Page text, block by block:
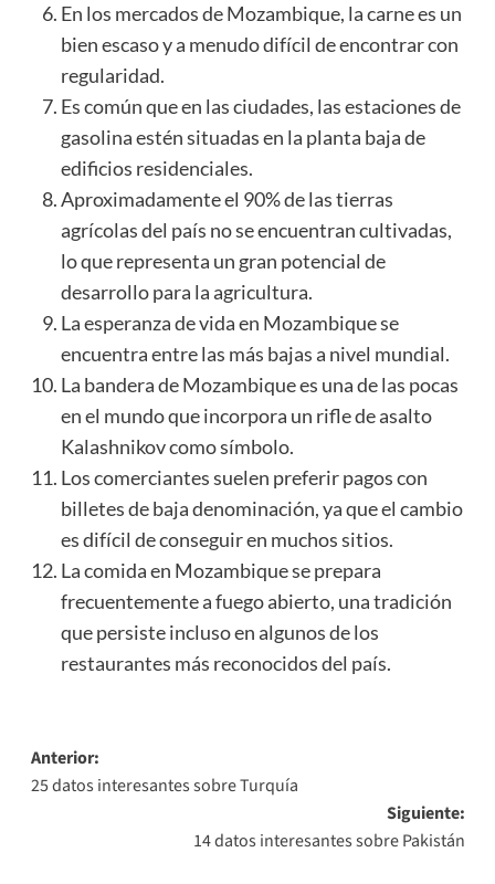
En los mercados de Mozambique, la carne es un
bien escaso y a menudo difícil de encontrar con
regularidad.
Es común que en las ciudades, las estaciones de
gasolina estén situadas en la planta baja de
edificios residenciales.
Aproximadamente el 90% de las tierras
agrícolas del país no se encuentran cultivadas,
lo que representa un gran potencial de
desarrollo para la agricultura.
La esperanza de vida en Mozambique se
encuentra entre las más bajas a nivel mundial.
La bandera de Mozambique es una de las pocas
en el mundo que incorpora un rifle de asalto
Kalashnikov como símbolo.
Los comerciantes suelen preferir pagos con
billetes de baja denominación, ya que el cambio
es difícil de conseguir en muchos sitios.
La comida en Mozambique se prepara
frecuentemente a fuego abierto, una tradición
que persiste incluso en algunos de los
restaurantes más reconocidos del país.
Navegación
de
Anterior:
25 datos interesantes sobre Turquía
Siguiente:
14 datos interesantes sobre Pakistán